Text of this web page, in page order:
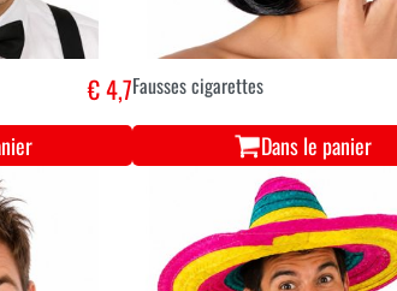
€ 4,7Fausses cigarettes
Dans le panier